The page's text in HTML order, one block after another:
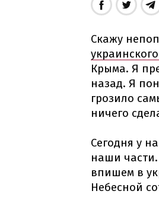
Скажу
Крыма. Я
назад. Я
грозило
ничего
Сегодня у
наши
впишем в
Небесной